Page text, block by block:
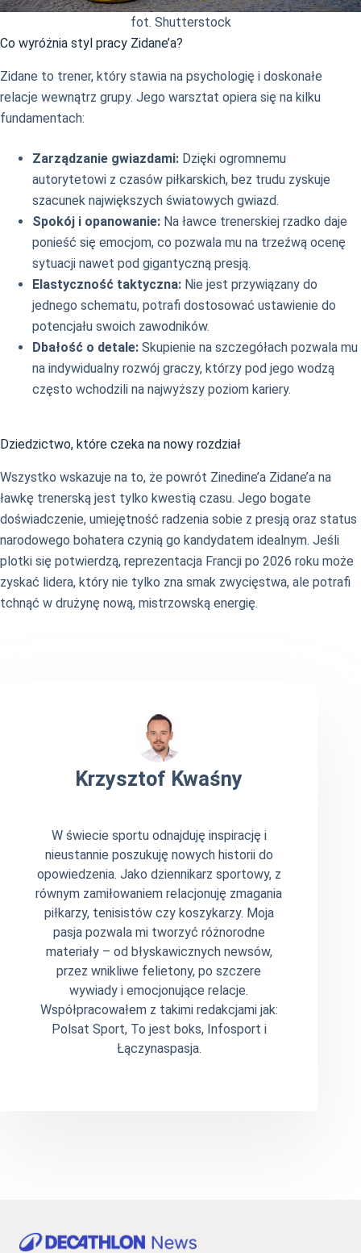
fot. Shutterstock
Co wyróżnia styl pracy Zidane’a?
Zidane to trener, który stawia na psychologię i doskonałe
relacje wewnątrz grupy. Jego warsztat opiera się na kilku
fundamentach:
Zarządzanie gwiazdami: Dzięki ogromnemu
autorytetowi z czasów piłkarskich, bez trudu zyskuje
szacunek największych światowych gwiazd.
Spokój i opanowanie: Na ławce trenerskiej rzadko daje
ponieść się emocjom, co pozwala mu na trzeźwą ocenę
sytuacji nawet pod gigantyczną presją.
Elastyczność taktyczna: Nie jest przywiązany do
jednego schematu, potrafi dostosować ustawienie do
potencjału swoich zawodników.
Dbałość o detale: Skupienie na szczegółach pozwala mu
na indywidualny rozwój graczy, którzy pod jego wodzą
często wchodzili na najwyższy poziom kariery.
Dziedzictwo, które czeka na nowy rozdział
Wszystko wskazuje na to, że powrót Zinedine’a Zidane’a na
ławkę trenerską jest tylko kwestią czasu. Jego bogate
doświadczenie, umiejętność radzenia sobie z presją oraz status
narodowego bohatera czynią go kandydatem idealnym. Jeśli
plotki się potwierdzą, reprezentacja Francji po 2026 roku może
zyskać lidera, który nie tylko zna smak zwycięstwa, ale potrafi
tchnąć w drużynę nową, mistrzowską energię.
Krzysztof Kwaśny
W świecie sportu odnajduję inspirację i
nieustannie poszukuję nowych historii do
opowiedzenia. Jako dziennikarz sportowy, z
równym zamiłowaniem relacjonuję zmagania
piłkarzy, tenisistów czy koszykarzy. Moja
pasja pozwala mi tworzyć różnorodne
materiały – od błyskawicznych newsów,
przez wnikliwe felietony, po szczere
wywiady i emocjonujące relacje.
Współpracowałem z takimi redakcjami jak:
Polsat Sport, To jest boks, Infosport i
Łączynaspasja.